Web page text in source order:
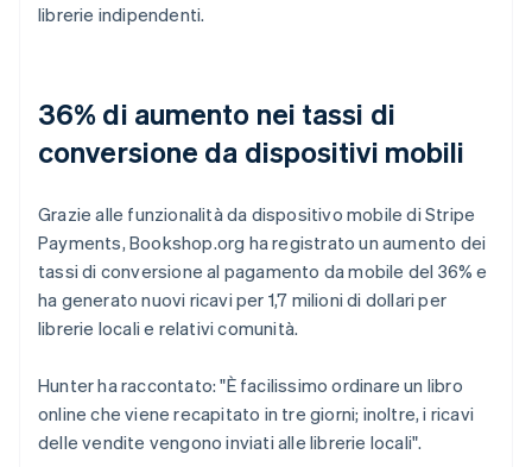
librerie indipendenti.
36% di aumento nei tassi di
conversione da dispositivi mobili
Grazie alle funzionalità da dispositivo mobile di Stripe
Payments, Bookshop.org ha registrato un aumento dei
tassi di conversione al pagamento da mobile del 36% e
ha generato nuovi ricavi per 1,7 milioni di dollari per
librerie locali e relativi comunità.
Hunter ha raccontato: "È facilissimo ordinare un libro
online che viene recapitato in tre giorni; inoltre, i ricavi
delle vendite vengono inviati alle librerie locali".